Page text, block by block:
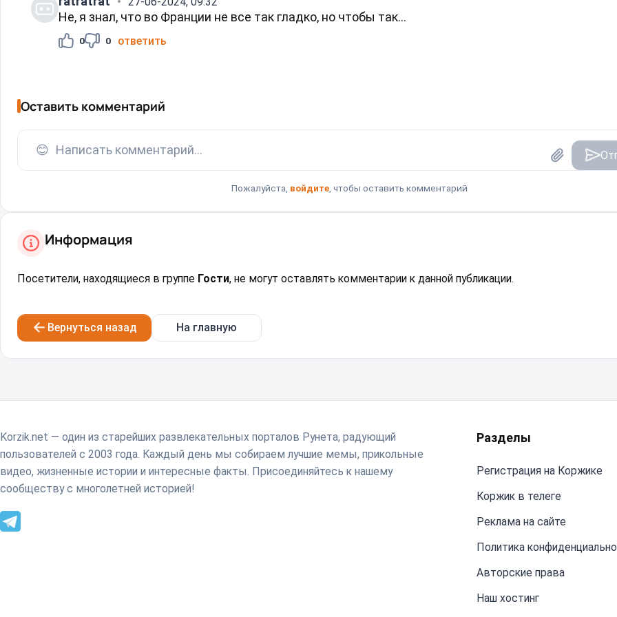
Не, я знал, что во Франции не все так гладко, но чтобы так...
0 0 ответить
Оставить комментарий
😊 Написать комментарий...
Пожалуйста, войдите, чтобы оставить комментарий
Информация
Посетители, находящиеся в группе Гости, не могут оставлять комментарии к данной публикации.
Вернуться назад На главную
Korzik.net — один из старейших развлекательных порталов Рунета, радующий
пользователей с 2003 года. Каждый день мы собираем лучшие мемы, прикольные
видео, жизненные истории и интересные факты. Присоединяйтесь к нашему
сообществу с многолетней историей!
Разделы
Регистрация на Коржике
Коржик в телеге
Реклама на сайте
Политика
Авторские права
Наш хостинг